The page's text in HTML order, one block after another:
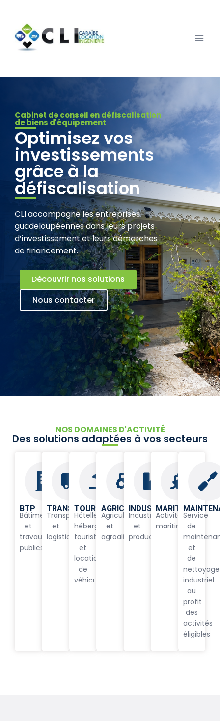
Cabinet de conseil en défiscalisation
de biens d'équipement
Optimisez vos
investissements
grâce à la
défiscalisation
CLI accompagne les entreprises
guadeloupéennes dans leurs projets
d’investissement et leurs démarches
de financement.
Découvrir nos solutions
Nous contacter
NOS DOMAINES D'ACTIVITÉ
Des solutions adaptées à vos secteurs
BTP
Bâtiment
et
travaux
publics
TRANSPORT
Transport
et
logistique
TOURISME
Hôtellerie,
hébergement
touristique
et
location
de
véhicule
AGRICULTURE
Agriculture
et
agroalimentaire
INDUSTRIE
Industrie
et
production
MARITIME
Activités
maritimes
Service
de
et
de
nettoyage
industriel
au
profit
des
activités
éligibles